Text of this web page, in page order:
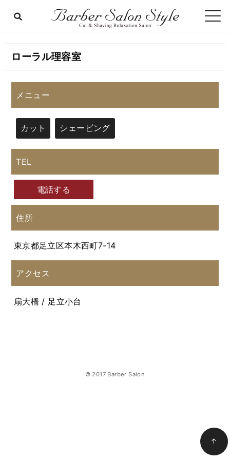
ローラル理容室
メニュー
カット シェービング
TEL
電話する
住所
東京都足立区本木西町7-14
アクセス
扇大橋 / 足立小台
© 2017 Barber Salon
↑